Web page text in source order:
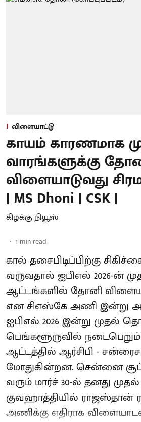
விளையாட்டு
காயம் காரணமாக
வாரங்களுக்கு
விளையாடுவது
| MS Dhoni | CSK |
கிழக்கு நியூஸ்
1 min read
கால் தசைபிடிப்பிற்கு
வருவதால் ஐபிஎல் 2026-ன்
ஆட்டங்களில் தோனி
என சிஎஸ்கே அணி இன்று
ஐபிஎல் 2026 இன்று முதல்
பெங்களூருவில்
ஆட்டத்தில் ஆர்சிபி -
மோதுகின்றன. சென்னை
வரும் மார்ச் 30-ல் தனது
குவஹாத்தியில் ராஜஸ்தான்
அணிக்கு எதிராக